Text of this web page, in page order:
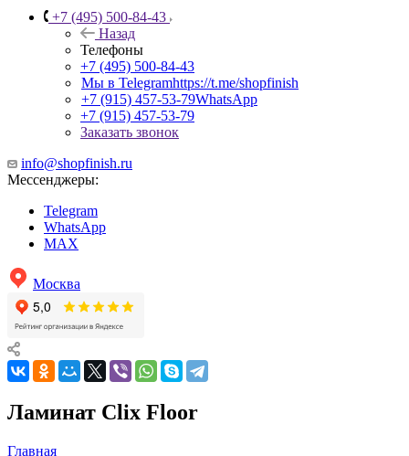
+7 (495) 500-84-43
Назад
Телефоны
+7 (495) 500-84-43
Мы в Telegramhttps://t.me/shopfinish
+7 (915) 457-53-79WhatsApp
+7 (915) 457-53-79
Заказать звонок
info@shopfinish.ru
Мессенджеры:
Telegram
WhatsApp
MAX
Москва
Ламинат Clix Floor
Главная